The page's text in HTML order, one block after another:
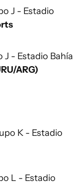
J - Estadio
J - Estadio Bahía
ARG)
K - Estadio
L - Estadio